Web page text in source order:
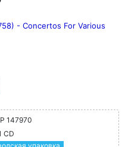
- Concertos For Various
147970
CD